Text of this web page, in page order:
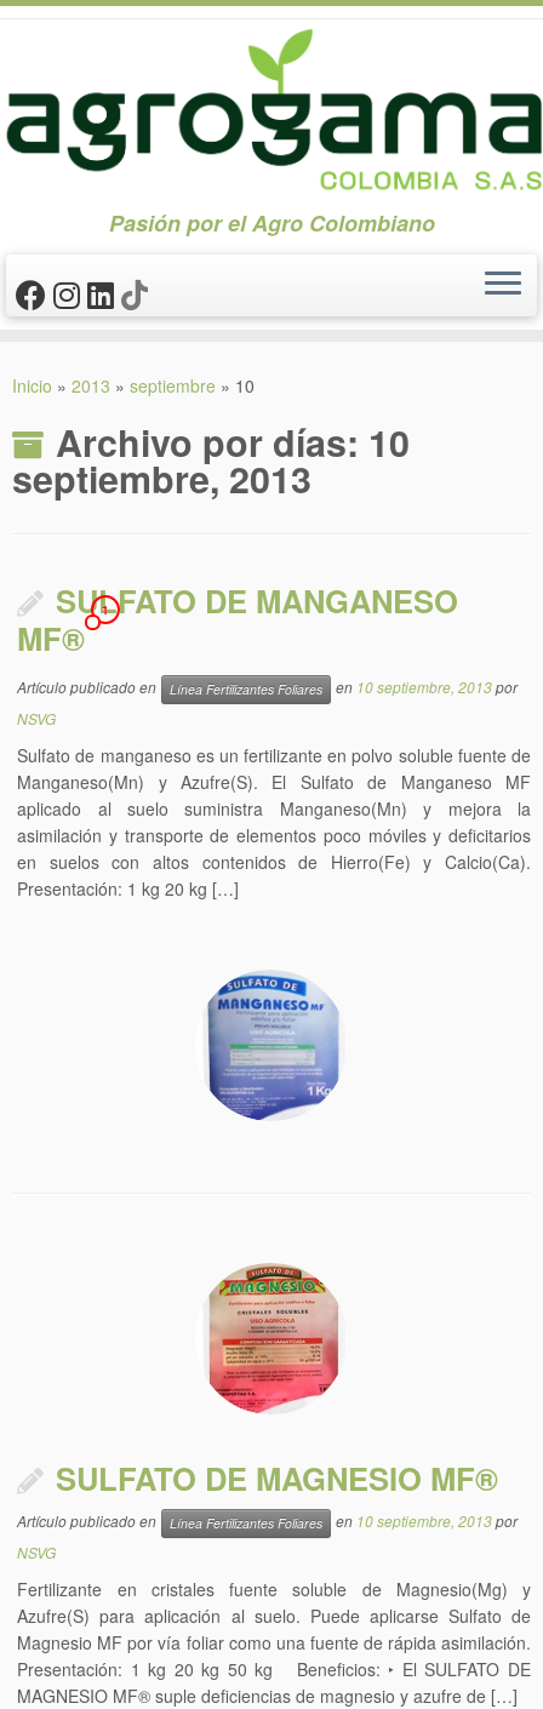
Pasión por el Agro Colombiano
Inicio » 2013 » septiembre » 10
Archivo por días: 10
septiembre, 2013
SULFATO DE MANGANESO
MF®
1
Artículo publicado en Línea Fertilizantes Foliares en 10 septiembre, 2013por
NSVG
Sulfato de manganeso es un fertilizante en polvo soluble fuente de
Manganeso(Mn) y Azufre(S). El Sulfato de Manganeso MF
aplicado al suelo suministra Manganeso(Mn) y mejora la
asimilación y transporte de elementos poco móviles y deficitarios
en suelos con altos contenidos de Hierro(Fe) y Calcio(Ca).
Presentación: 1 kg 20 kg […]
SULFATO DE MAGNESIO MF®
Artículo publicado en Línea Fertilizantes Foliares en 10 septiembre, 2013por
NSVG
Fertilizante en cristales fuente soluble de Magnesio(Mg) y
Azufre(S) para aplicación al suelo. Puede aplicarse Sulfato de
Magnesio MF por vía foliar como una fuente de rápida asimilación.
Presentación: 1 kg 20 kg 50 kg Beneficios: ‣ El SULFATO DE
MAGNESIO MF® suple deficiencias de magnesio y azufre de […]